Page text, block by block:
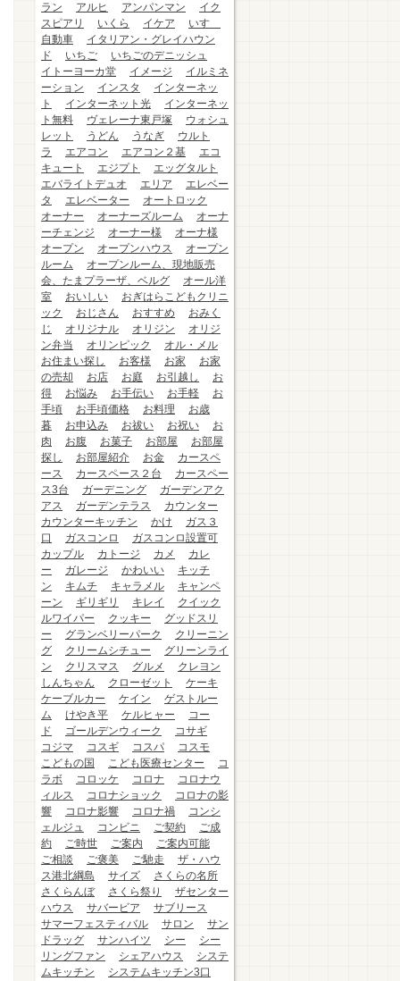
ラン
アルヒ アンパンマン
イク
スピアリ
いくら イケア
いすゞ
自動車
イタリアン・グレイハウン
ド
いちご
いちごのデニッシュ
イトーヨーカ堂
イメージ
イルミネ
ーション
インスタ
インターネッ
ト
インターネット光
インターネッ
ト無料
ヴェレーナ東戸塚
ウォシュ
レット
うどん うなぎ
ウルト
ラ
エアコン エアコン２基
エコ
キュート
エジプト
エッグタルト
エバライトデュオ
エリア
エレベー
タ
エレベーター
オートロック
オーナー
オーナーズルーム
オーナ
ーチェンジ
オーナー様
オーナ様
オープン
オープンハウス
オープン
ルーム
オープンルーム、現地販売
会、たまプラーザ、ベルグ
オール洋
室
おいしい
おぎはらこどもクリニ
ック
おじさん おすすめ
おみく
じ
オリジナル オリジン
オリジ
ン弁当
オリンピック
オル・メル
お住まい探し
お客様 お家
お家
の売却
お店 お庭 お引越し
お
得
お悩み お手伝い お手軽
お
手頃
お手頃価格 お料理
お歳
暮
お申込み お祓い お祝い
お
肉
お腹 お菓子 お部屋
お部屋
探し
お部屋紹介 お金
カースペ
ース
カースペース２台
カースペー
ス3台
ガーデニング
ガーデンアク
アス
ガーデンテラス
カウンター
カウンターキッチン
かけ
ガス３
口
ガスコンロ
ガスコンロ設置可
カップル
カトージ カメ
カレ
ー
ガレージ かわいい
キッチ
ン
キムチ キャラメル
キャンペ
ーン
ギリギリ キレイ
クイック
ルワイパー
クッキー
グッドスリ
ー
グランベリーパーク
クリーニン
グ
クリームシチュー
グリーンライ
ン
クリスマス グルメ
クレヨン
しんちゃん
クローゼット
ケーキ
ケーブルカー
ケイン
ゲストルー
ム
けやき平 ケルヒャー
コー
ド
ゴールデンウィーク
コサギ
コジマ
コスギ コスパ
コスモ
こどもの国
こども医療センター
コ
ラボ
コロッケ コロナ
コロナウ
ィルス
コロナショック
コロナの影
響
コロナ影響 コロナ禍
コンシ
ェルジュ
コンビニ ご契約
ご成
約
ご時世 ご案内
ご案内可能
ご相談
ご褒美 ご馳走
ザ・ハウ
ス港北綱島
サイズ
さくらの名所
さくらんぼ
さくら祭り
ザセンター
ハウス
サバービア
サブリース
サマーフェスティバル
サロン
サン
ドラッグ
サンハイツ シー
シー
リングファン
シェアハウス
システ
ムキッチン
システムキッチン3口